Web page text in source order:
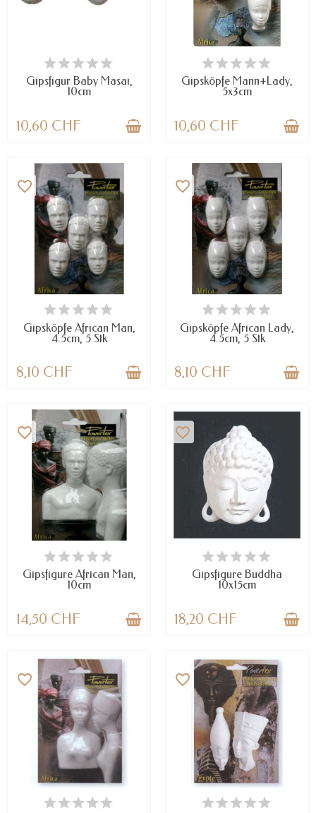
VERFÜGBAR
Gipsfigur Baby Masai,
10cm
10,60 CHF
NUR NOCH WENIGE TEILE
VERFÜGBAR
Gipsköpfe Mann+Lady,
5x3cm
10,60 CHF
NUR NOCH WENIGE TEILE
VERFÜGBAR
favorite_border
Gipsköpfe African Man,
4.5cm, 5 Stk
8,10 CHF
VERFÜGBAR
favorite_border
Gipsköpfe African Lady,
4.5cm, 5 Stk
8,10 CHF
VERFÜGBAR
favorite_border
Gipsfigure African Man,
10cm
14,50 CHF
NUR NOCH WENIGE TEILE
VERFÜGBAR
favorite_border
Gipsfigure Buddha
10x15cm
18,20 CHF
VORBESTELLEN
favorite_border
VERFÜGBAR
favorite_border